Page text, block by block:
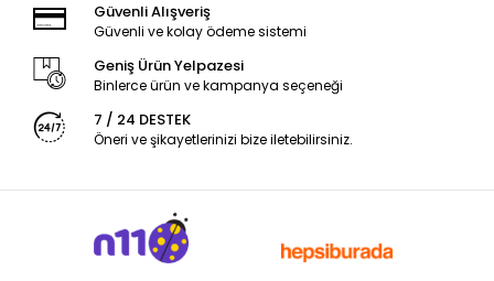
Güvenli Alışveriş
Güvenli ve kolay ödeme sistemi
Geniş Ürün Yelpazesi
Binlerce ürün ve kampanya seçeneği
7 / 24 DESTEK
Öneri ve şikayetlerinizi bize iletebilirsiniz.